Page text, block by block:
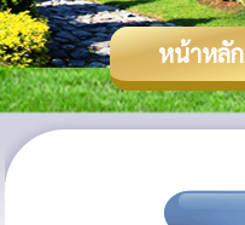
หน้าหลัก